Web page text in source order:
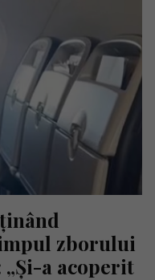
zborului
„Și-a acoperit